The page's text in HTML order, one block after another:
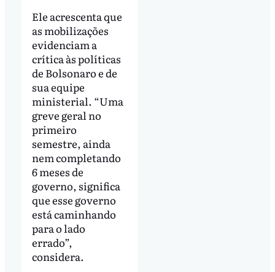
Ele acrescenta que
as mobilizações
evidenciam a
crítica às políticas
de Bolsonaro e de
sua equipe
ministerial. “Uma
greve geral no
primeiro
semestre, ainda
nem completando
6 meses de
governo, significa
que esse governo
está caminhando
para o lado
errado”,
considera.